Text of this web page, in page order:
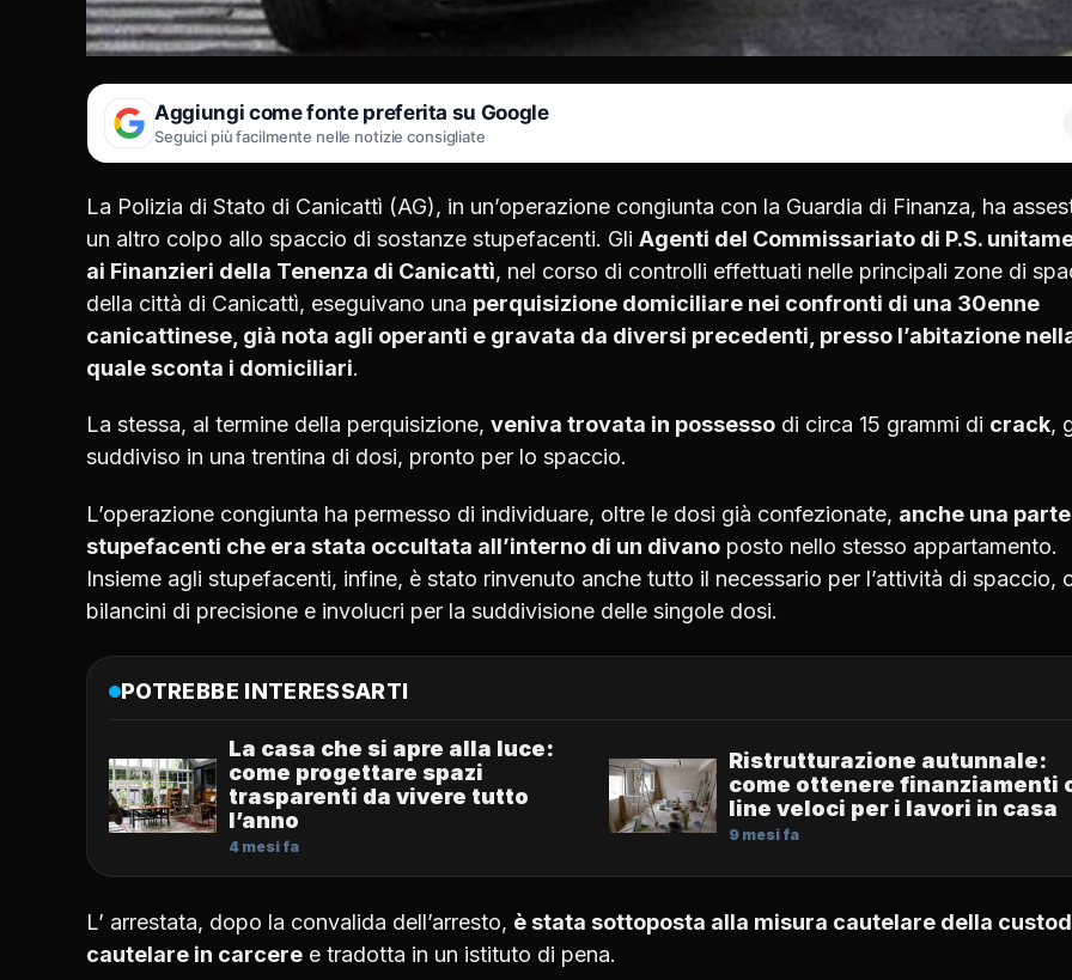
Aggiungi come fonte preferita su Google
Seguici più facilmente nelle notizie consigliate
La Polizia di Stato di Canicattì (AG), in un’operazione congiunta con la Guardia di Finanza, ha
un altro colpo allo spaccio di sostanze stupefacenti. Gli Agenti del Commissariato di P.S.
ai Finanzieri della Tenenza di Canicattì, nel corso di controlli effettuati nelle principali zone di
della città di Canicattì, eseguivano una perquisizione domiciliare nei confronti di una 30enne
canicattinese, già nota agli operanti e gravata da diversi precedenti, presso l’abitazione
quale sconta i domiciliari.
La stessa, al termine della perquisizione, veniva trovata in possesso di circa 15 grammi di crack,
suddiviso in una trentina di dosi, pronto per lo spaccio.
L’operazione congiunta ha permesso di individuare, oltre le dosi già confezionate, anche una
stupefacenti che era stata occultata all’interno di un divano posto nello stesso appartamento.
Insieme agli stupefacenti, infine, è stato rinvenuto anche tutto il necessario per l’attività di spaccio,
bilancini di precisione e involucri per la suddivisione delle singole dosi.
POTREBBE INTERESSARTI
La casa che si apre alla luce:
come progettare spazi
trasparenti da vivere tutto
l’anno
4 mesi fa
Ristrutturazione autunnale:
come ottenere finanziamenti
line veloci per i lavori in casa
9 mesi fa
L’ arrestata, dopo la convalida dell’arresto, è stata sottoposta alla misura cautelare della
cautelare in carcere e tradotta in un istituto di pena.